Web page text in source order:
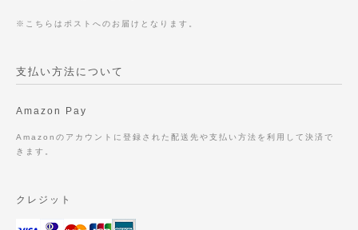
※こちらはポストへのお届けとなります。
支払い方法について
Amazon Pay
Amazonのアカウントに登録された配送先や支払い方法を利用して決済で
きます。
クレジット